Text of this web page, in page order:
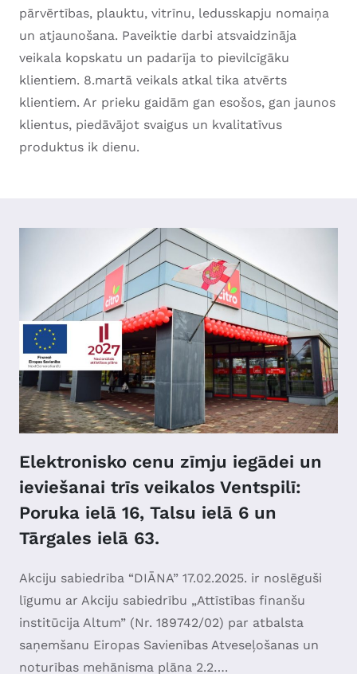
pārvērtības, plauktu, vitrīnu, ledusskapju nomaiņa
un atjaunošana. Paveiktie darbi atsvaidzināja
veikala kopskatu un padarīja to pievilcīgāku
klientiem. 8.martā veikals atkal tika atvērts
klientiem. Ar prieku gaidām gan esošos, gan jaunos
klientus, piedāvājot svaigus un kvalitatīvus
produktus ik dienu.
Elektronisko cenu zīmju iegādei un
ieviešanai trīs veikalos Ventspilī:
Poruka ielā 16, Talsu ielā 6 un
Tārgales ielā 63.
Akciju sabiedrība “DIĀNA” 17.02.2025. ir noslēguši
līgumu ar Akciju sabiedrību „Attīstības finanšu
institūcija Altum” (Nr. 189742/02) par atbalsta
saņemšanu Eiropas Savienības Atveseļošanas un
noturības mehānisma plāna 2.2….